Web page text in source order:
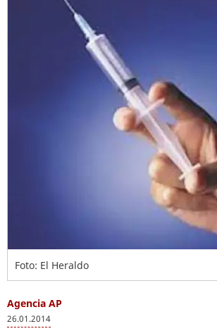
Foto: El Heraldo
Agencia AP
26.01.2014